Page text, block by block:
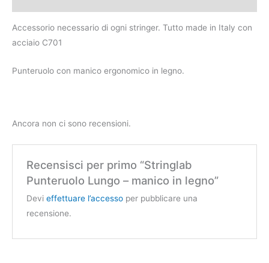
Accessorio necessario di ogni stringer. Tutto made in Italy con
acciaio C701
Punteruolo con manico ergonomico in legno.
Ancora non ci sono recensioni.
Recensisci per primo “Stringlab
Punteruolo Lungo – manico in legno”
Devi effettuare l’accessoper pubblicare una
recensione.